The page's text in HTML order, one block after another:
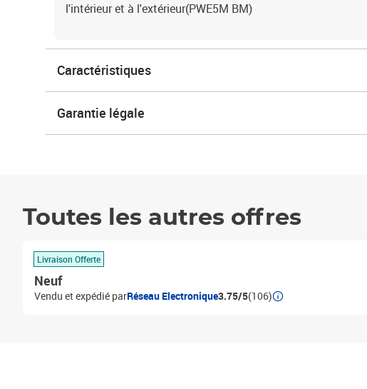
l'intérieur et à l'extérieur(PWE5M BM)
Caractéristiques
Garantie légale
Toutes les autres offres
Livraison Offerte
Neuf
Vendu et expédié parRéseau Electronique3.75/5(106)